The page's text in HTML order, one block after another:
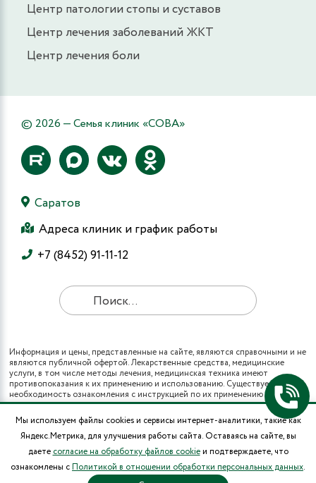
Центр патологии стопы и суставов
Центр лечения заболеваний ЖКТ
Центр лечения боли
© 2026 — Семья клиник «СОВА»
Саратов
Адреса клиник и график работы
+7 (8452) 91-11-12
Информация и цены, представленные на сайте, являются справочными и не
являются публичной офертой. Лекарственные средства, медицинские
услуги, в том числе методы лечения, медицинская техника имеют
противопоказания к их применению и использованию. Существует
необходимость ознакомления с инструкцией по их применению и
получения консультации специалистов.
Все виды медицинских услуг вы также можете получить в рамках
программы государственных гарантий бесплатного оказания гражданам
медицинской помощи и территориальных программ государственных
гарантий бесплатного оказания гражданам медицинской помощи (при
наличии полиса ОМС в муниципальных поликлиниках города).
* Цены на операции носят информационный характер и могут изменяться в
зависимости от сложности и использования расходных материалов.
Мы используем файлы cookies и сервисы интернет-аналитики, такие как
Яндекс.Метрика, для улучшения работы сайта. Оставаясь на сайте, вы
даете согласие на обработку файлов cookieи подтверждаете, что
ознакомлены сПолитикой в отношении обработки персональных данных.